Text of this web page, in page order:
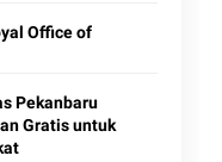
Office of
Pekanbaru
Gratis untuk